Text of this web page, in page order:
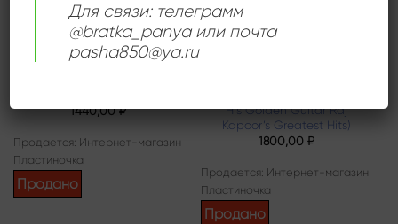
1440,00₽
Продается: Интернет-магазин
Пластиночка
Продано
His Golden Guitar Raj
Kapoor’s Greatest Hits)
1800,00 ₽
Продается: Интернет-магазин
Пластиночка
Продано
Для связи: телеграмм
@bratka_panya или почта
pasha850@ya.ru